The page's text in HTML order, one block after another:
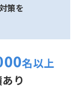
策を
名以上
り